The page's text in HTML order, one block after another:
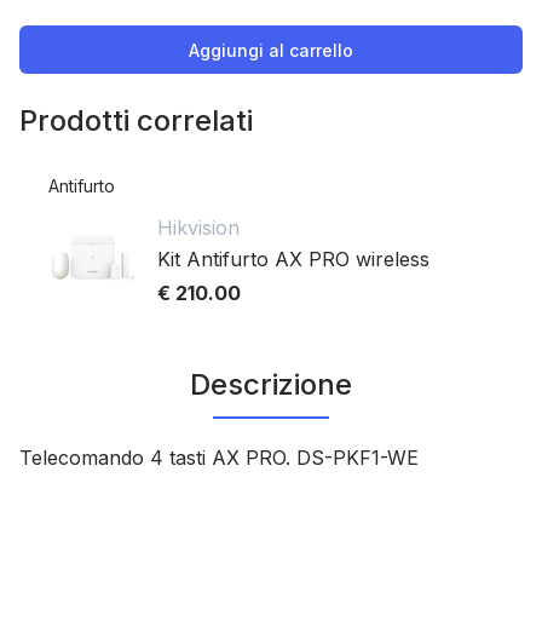
Aggiungi al carrello
Prodotti correlati
Antifurto
Hikvision
Kit Antifurto AX PRO wireless
€ 210.00
Descrizione
Telecomando 4 tasti AX PRO. DS-PKF1-WE